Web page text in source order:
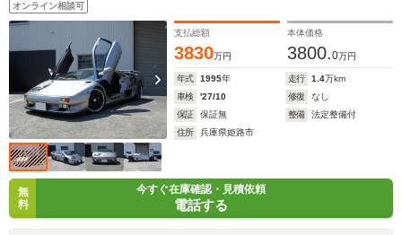
オンライン相談可
支払総額
3830万円
本体価格
3800.0万円
年式 1995年 走行 1.4万km
車検
'27/10 修復
なし
保証
保証無 整備
法定整備付
住所
兵庫県姫路市
無
料
今すぐ在庫確認・見積依頼
電話する